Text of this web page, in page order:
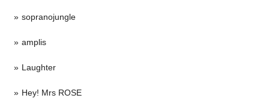
sopranojungle
amplis
Laughter
Hey! Mrs ROSE